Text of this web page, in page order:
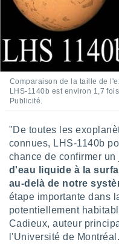
sur
limitées
la
créer
pour
des
profils
Comparaison de la taille de
LHS-1140b est environ 1,7
Publicité.
"De toutes les
connues, LHS-1140b
chance de confirmer
d'eau liquide à la
au-delà de notre
étape importante dans
potentiellement
Cadieux, auteur
l'Université de Montréal.